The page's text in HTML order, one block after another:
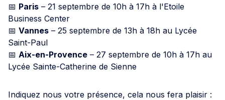
📅 Paris – 21 septembre de 10h à 17h à l'Etoile
Business Center
📅 Vannes – 25 septembre de 13h à 18h au Lycée
Saint-Paul
📅 Aix-en-Provence – 27 septembre de 10h à 17h au
Lycée Sainte-Catherine de Sienne
Indiquez nous votre présence, cela nous fera plaisir :